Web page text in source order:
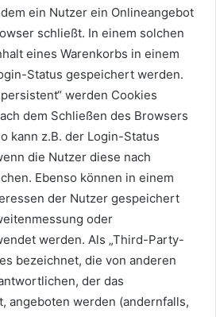
ein Nutzer ein Onlineangebot
schließt. In einem solchen
eines Warenkorbs in einem
Status gespeichert werden.
werden Cookies
dem Schließen des Browsers
kann z.B. der Login-Status
die Nutzer diese nach
Ebenso können in einem
der Nutzer gespeichert
oder
werden. Als „Third-Party-
bezeichnet, die von anderen
der das
angeboten werden (andernfalls,